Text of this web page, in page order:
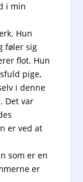
i min
Hun
føler sig
flot. Hun
pige,
i denne
Det var
er ved at
som er en
er